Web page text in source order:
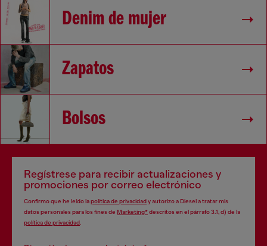
Denim de mujer
Zapatos
Bolsos
Regístrese para recibir actualizaciones y
promociones por correo electrónico
Confirmo que he leído lapolítica de privacidady autorizo a Diesel a tratar mis
datos personales para los fines de Marketing*descritos en el párrafo 3.1, d) de la
política de privacidad